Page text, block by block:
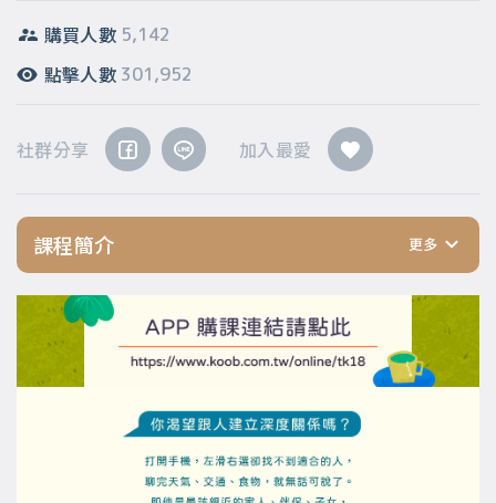
購買人數 5,142
點擊人數 301,952
社群分享 加入最愛
課程簡介